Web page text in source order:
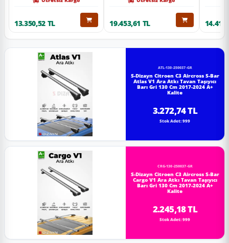
13.350,52 TL 19.453,61 TL
ATL-130-250037-GR
S-Dizayn Citroen C3 Aircross S-Bar
Atlas V1 Ara Atkı Tavan Taşıyıcı
Barı Gri 130 Cm 2017-2024 A+
Kalite
3.272,74 TL
Stok Adet: 999
CRG-130-250037-GR
S-Dizayn Citroen C3 Aircross S-Bar
Cargo V1 Ara Atkı Tavan Taşıyıcı
Barı Gri 130 Cm 2017-2024 A+
Kalite
2.245,18 TL
Stok Adet: 999